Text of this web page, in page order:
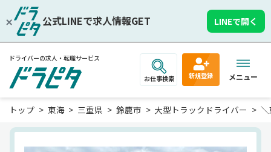
公式LINEで求人情報GET LINEで開く
ドライバーの求人・転職サービス
お仕事検索 新規登録 メニュー
トップ 東海 三重県 鈴鹿市 大型トラックドライバー